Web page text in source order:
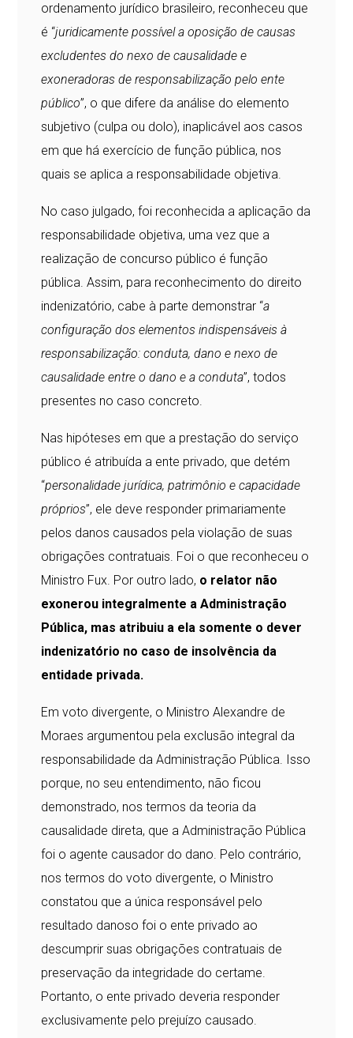
ordenamento jurídico brasileiro, reconheceu que
é “juridicamente possível a oposição de causas
excludentes do nexo de causalidade e
exoneradoras de responsabilização pelo ente
público”, o que difere da análise do elemento
subjetivo (culpa ou dolo), inaplicável aos casos
em que há exercício de função pública, nos
quais se aplica a responsabilidade objetiva.
No caso julgado, foi reconhecida a aplicação da
responsabilidade objetiva, uma vez que a
realização de concurso público é função
pública. Assim, para reconhecimento do direito
indenizatório, cabe à parte demonstrar “a
configuração dos elementos indispensáveis à
responsabilização: conduta, dano e nexo de
causalidade entre o dano e a conduta”, todos
presentes no caso concreto.
Nas hipóteses em que a prestação do serviço
público é atribuída a ente privado, que detém
“personalidade jurídica, patrimônio e capacidade
próprios”, ele deve responder primariamente
pelos danos causados pela violação de suas
obrigações contratuais. Foi o que reconheceu o
Ministro Fux. Por outro lado, o relator não
exonerou integralmente a Administração
Pública, mas atribuiu a ela somente o dever
indenizatório no caso de insolvência da
entidade privada.
Em voto divergente, o Ministro Alexandre de
Moraes argumentou pela exclusão integral da
responsabilidade da Administração Pública. Isso
porque, no seu entendimento, não ficou
demonstrado, nos termos da teoria da
causalidade direta, que a Administração Pública
foi o agente causador do dano. Pelo contrário,
nos termos do voto divergente, o Ministro
constatou que a única responsável pelo
resultado danoso foi o ente privado ao
descumprir suas obrigações contratuais de
preservação da integridade do certame.
Portanto, o ente privado deveria responder
exclusivamente pelo prejuízo causado.